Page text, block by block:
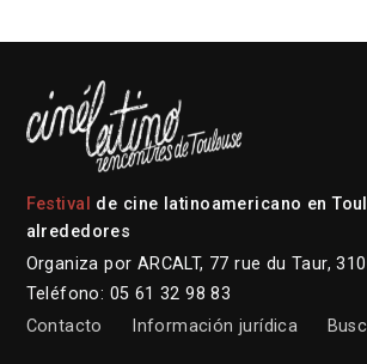
Festival
de cine latinoamericano en
alrededores
Organiza por ARCALT, 77 rue du Taur,
Teléfono: 05 61 32 98 83
Contacto
Información jurídica